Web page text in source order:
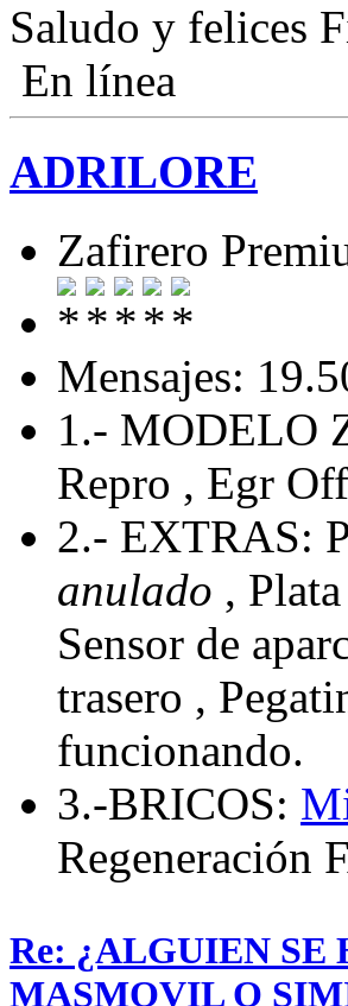
Saludo y felices
En línea
ADRILORE
Zafirero
Mensajes:
1.- MODELO
Repro , Egr
2.- EXTRAS:
anulado ,
Sensor de
trasero ,
funcionando.
3.-BRICOS:
Regeneración
Re: ¿ALGUIEN SE
MASMOVIL O